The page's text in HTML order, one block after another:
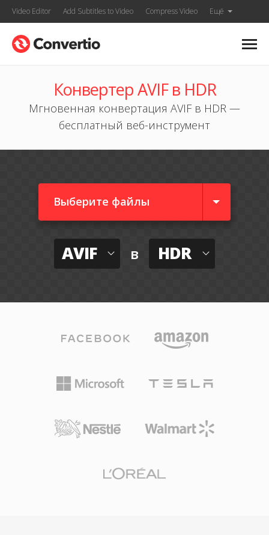
Video Editor Add Subtitles to Video Compress Video Ещё
Конвертер AVIF в HDR
Мгновенная конвертация AVIF в HDR —
бесплатный веб-инструмент
Выберите файлы
AVIF в HDR